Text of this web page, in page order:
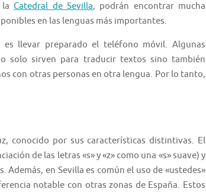
laCatedral de Sevilla, podrán encontrar mucha
en las lenguas más importantes.
llevar preparado el teléfono móvil. Algunas
solo sirven para traducir textos sino también
con otras personas en otra lengua. Por lo tanto,
conocido por sus características distintivas. El
de las letras «s» y «z» como una «s» suave) y
Además, en Sevilla es común el uso de «ustedes»
notable con otras zonas de España. Estos